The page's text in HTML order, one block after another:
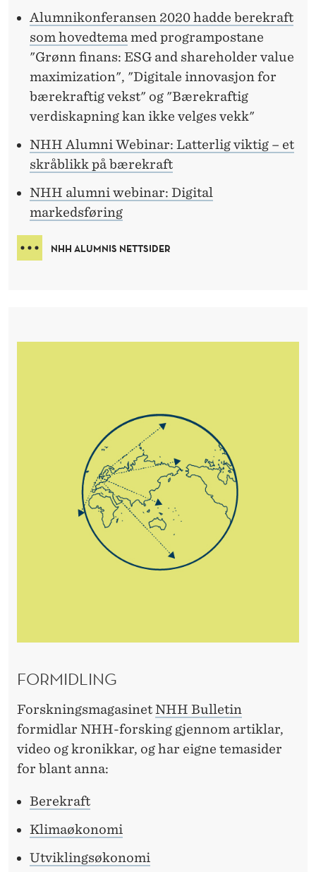
Alumnikonferansen 2020 hadde berekraft
som hovedtemamed programpostane
"Grønn finans: ESG and shareholder value
maximization", "Digitale innovasjon for
bærekraftig vekst" og "Bærekraftig
verdiskapning kan ikke velges vekk"
NHH Alumni Webinar: Latterlig viktig – et
skråblikk på bærekraft
NHH alumni webinar: Digital
markedsføring
NHH ALUMNIS NETTSIDER
FORMIDLING
ForskningsmagasinetNHH Bulletin
formidlar NHH-forsking gjennom artiklar,
video og kronikkar, og har eigne temasider
for blant anna:
Berekraft
Klimaøkonomi
Utviklingsøkonomi